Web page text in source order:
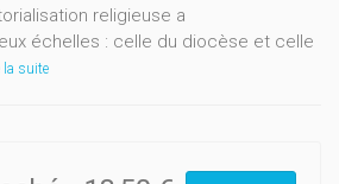
religieuse a
échelles : celle du diocèse et celle
la suite